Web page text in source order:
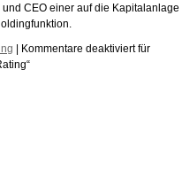
CEO einer auf die Kapitalanlage
Kommentare deaktiviertfür